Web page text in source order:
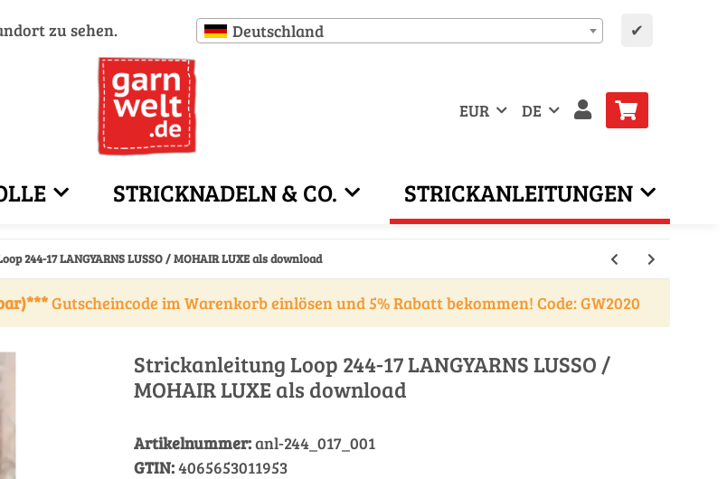
zu sehen. Deutschland ✔
EUR DE
STRICKNADELN & CO. STRICKANLEITUNGEN
244-17 LANGYARNS LUSSO / MOHAIR LUXE als download
Gutscheincode im Warenkorb einlösen und 5% Rabatt bekommen! Code: GW2020
Strickanleitung Loop 244-17 LANGYARNS LUSSO /
MOHAIR LUXE als download
Artikelnummer:anl-244_017_001
GTIN:4065653011953